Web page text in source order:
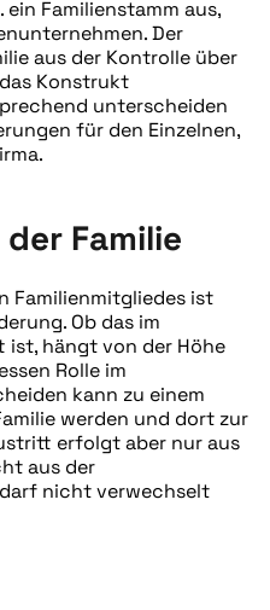
Familienstamm aus,
Der
aus der Kontrolle über
Konstrukt
unterscheiden
für den Einzelnen,
Familie
Familienmitgliedes ist
Ob das im
ist, hängt von der Höhe
Rolle im
kann zu einem
werden und dort zur
erfolgt aber nur aus
aus der
nicht verwechselt